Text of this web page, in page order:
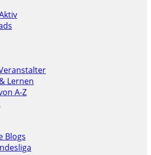
Lernen
A-Z
Blogs